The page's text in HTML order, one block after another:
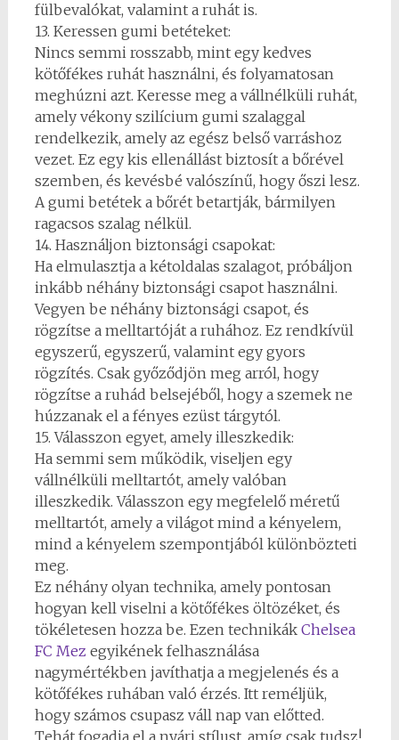
fülbevalókat, valamint a ruhát is.
13. Keressen gumi betéteket:
Nincs semmi rosszabb, mint egy kedves
kötőfékes ruhát használni, és folyamatosan
meghúzni azt. Keresse meg a vállnélküli ruhát,
amely vékony szilícium gumi szalaggal
rendelkezik, amely az egész belső varráshoz
vezet. Ez egy kis ellenállást biztosít a bőrével
szemben, és kevésbé valószínű, hogy őszi lesz.
A gumi betétek a bőrét betartják, bármilyen
ragacsos szalag nélkül.
14. Használjon biztonsági csapokat:
Ha elmulasztja a kétoldalas szalagot, próbáljon
inkább néhány biztonsági csapot használni.
Vegyen be néhány biztonsági csapot, és
rögzítse a melltartóját a ruhához. Ez rendkívül
egyszerű, egyszerű, valamint egy gyors
rögzítés. Csak győződjön meg arról, hogy
rögzítse a ruhád belsejéből, hogy a szemek ne
húzzanak el a fényes ezüst tárgytól.
15. Válasszon egyet, amely illeszkedik:
Ha semmi sem működik, viseljen egy
vállnélküli melltartót, amely valóban
illeszkedik. Válasszon egy megfelelő méretű
melltartót, amely a világot mind a kényelem,
mind a kényelem szempontjából különbözteti
meg.
Ez néhány olyan technika, amely pontosan
hogyan kell viselni a kötőfékes öltözéket, és
tökéletesen hozza be. Ezen technikák Chelsea
FC Mez egyikének felhasználása
nagymértékben javíthatja a megjelenés és a
kötőfékes ruhában való érzés. Itt reméljük,
hogy számos csupasz váll nap van előtted.
Tehát fogadja el a nyári stílust, amíg csak tudsz!